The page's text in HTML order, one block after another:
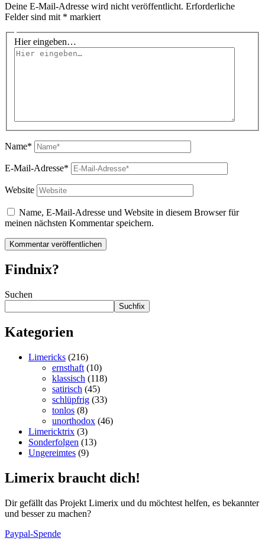
Deine E-Mail-Adresse wird nicht veröffentlicht. Erforderliche
Felder sind mit * markiert
Hier eingeben…
Name*
E-Mail-Adresse*
Website
Name, E-Mail-Adresse und Website in diesem Browser für
meinen nächsten Kommentar speichern.
Findnix?
Suchen
Suchfix
Kategorien
Limericks (216)
ernsthaft (10)
klassisch (118)
satirisch (45)
schlüpfrig (33)
tonlos (8)
unorthodox (46)
Limericktrix (3)
Sonderfolgen (13)
Ungereimtes (9)
Limerix braucht dich!
Dir gefällt das Projekt Limerix und du möchtest helfen, es bekannter
und besser zu machen?
Paypal-Spende